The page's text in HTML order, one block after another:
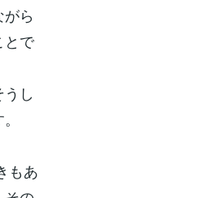
ら
とで
し
もあ